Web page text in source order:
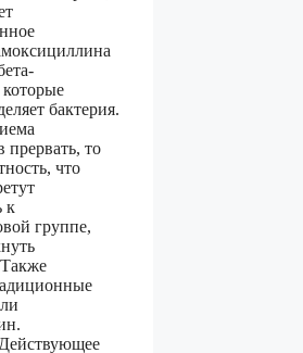
бактерия.
прервать, то
что
к
группе,